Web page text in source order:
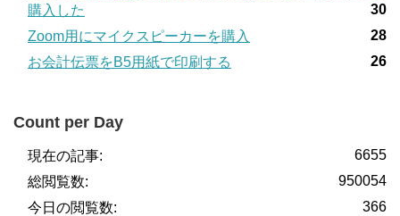
購入した
30
Zoom用にマイクスピーカーを購入
28
お会計伝票をB5用紙で印刷する
26
Count per Day
6655
現在の記事:
950054
総閲覧数:
366
今日の閲覧数: